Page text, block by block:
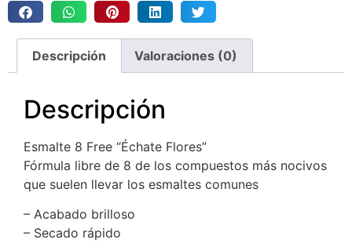
Descripción Valoraciones (0)
Descripción
Esmalte 8 Free “Échate Flores”
Fórmula libre de 8 de los compuestos más nocivos
que suelen llevar los esmaltes comunes
– Acabado brilloso
– Secado rápido